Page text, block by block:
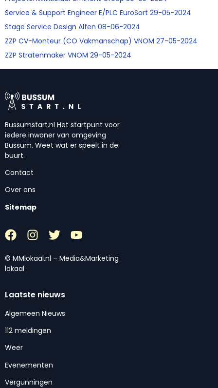
Service & Support Engineer E/PLC EuroSort 29-05-2024
Stage Service Design Alfen 08-06-2024
ZZP CV-Monteur (CO Vakmanschap) VNOM 27-05-2024
ZZP Stratenmaker VNOM 29-05-2024
Bussumstart.nl Het startpunt voor
iedere inwoner van omgeving
Bussum. Weet wat er speelt in de
buurt.
Contact
Over ons
Sitemap
© MMlokaal.nl – Media&Marketing
lokaal
Laatste nieuws
Algemeen Nieuws
112 meldingen
Weer
Evenementen
Vergunningen